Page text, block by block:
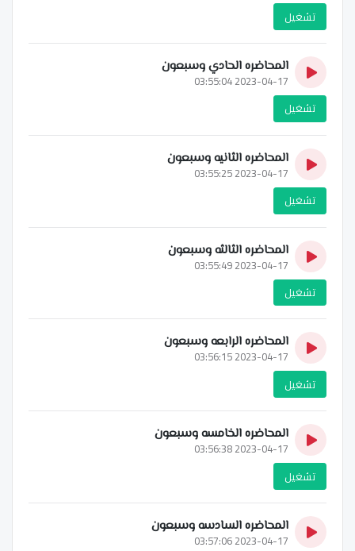
تشغيل
المحاضره الحادي وسبعون
2023-04-17 03:55:04
تشغيل
المحاضره الثانيه وسبعون
2023-04-17 03:55:25
تشغيل
المحاضره الثالثه وسبعون
2023-04-17 03:55:49
تشغيل
المحاضره الرابعه وسبعون
2023-04-17 03:56:15
تشغيل
المحاضره الخامسه وسبعون
2023-04-17 03:56:38
تشغيل
المحاضره السادسه وسبعون
2023-04-17 03:57:06